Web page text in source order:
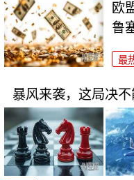
欧
鲁
最
暴风来袭，这局决